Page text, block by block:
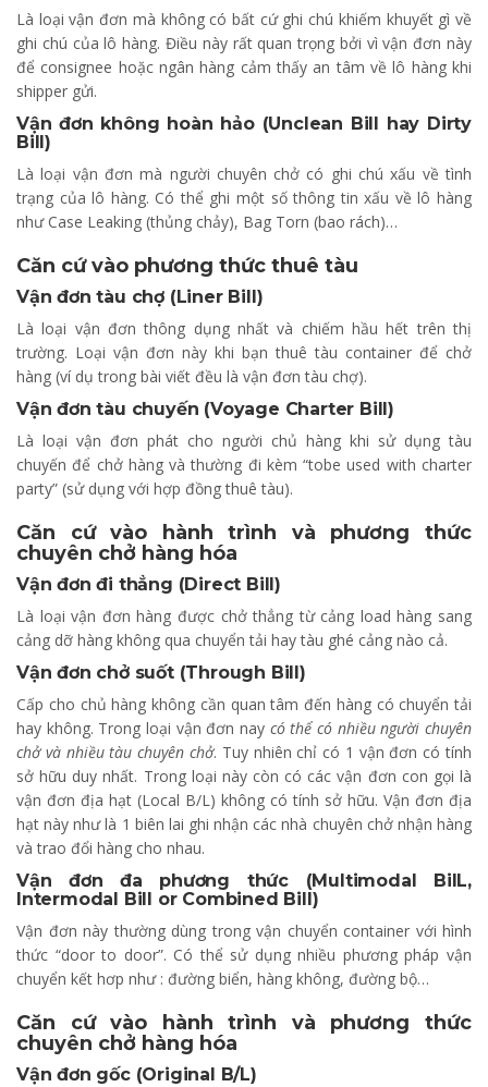
Là loại vận đơn mà không có bất cứ ghi chú khiếm khuyết gì về
ghi chú của lô hàng. Điều này rất quan trọng bởi vì vận đơn này
để consignee hoặc ngân hàng cảm thấy an tâm về lô hàng khi
shipper gửi.
Vận đơn không hoàn hảo (Unclean Bill hay Dirty
Bill)
Là loại vận đơn mà người chuyên chở có ghi chú xấu về tình
trạng của lô hàng. Có thể ghi một số thông tin xấu về lô hàng
như Case Leaking (thủng chảy), Bag Torn (bao rách)…
Căn cứ vào phương thức thuê tàu
Vận đơn tàu chợ (Liner Bill)
Là loại vận đơn thông dụng nhất và chiếm hầu hết trên thị
trường. Loại vận đơn này khi bạn thuê tàu container để chở
hàng (ví dụ trong bài viết đều là vận đơn tàu chợ).
Vận đơn tàu chuyến (Voyage Charter Bill)
Là loại vận đơn phát cho người chủ hàng khi sử dụng tàu
chuyến để chở hàng và thường đi kèm “tobe used with charter
party” (sử dụng với hợp đồng thuê tàu).
Căn cứ vào hành trình và phương thức
chuyên chở hàng hóa
Vận đơn đi thẳng (Direct Bill)
Là loại vận đơn hàng được chở thẳng từ cảng load hàng sang
cảng dỡ hàng không qua chuyển tải hay tàu ghé cảng nào cả.
Vận đơn chở suốt (Through Bill)
Cấp cho chủ hàng không cần quan tâm đến hàng có chuyển tải
hay không. Trong loại vận đơn nay có thể có nhiều người chuyên
chở và nhiều tàu chuyên chở. Tuy nhiên chỉ có 1 vận đơn có tính
sở hữu duy nhất. Trong loại này còn có các vận đơn con gọi là
vận đơn địa hạt (Local B/L) không có tính sở hữu. Vận đơn địa
hạt này như là 1 biên lai ghi nhận các nhà chuyên chở nhận hàng
và trao đổi hàng cho nhau.
Vận đơn đa phương thức (Multimodal BilL,
Intermodal Bill or Combined Bill)
Vận đơn này thường dùng trong vận chuyển container với hình
thức “door to door”. Có thể sử dụng nhiều phương pháp vận
chuyển kết hơp như : đường biển, hàng không, đường bộ…
Căn cứ vào hành trình và phương thức
chuyên chở hàng hóa
Vận đơn gốc(Original B/L)